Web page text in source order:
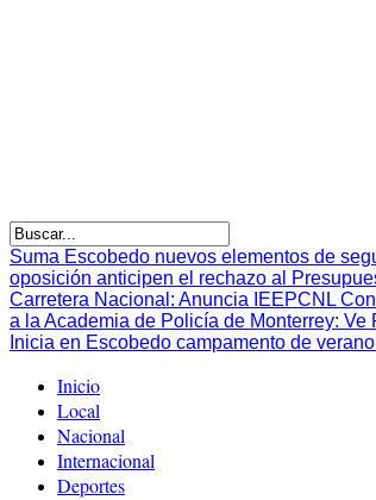
Suma Escobedo nuevos elementos de
oposición anticipen el rechazo al
Carretera Nacional : Anuncia IEEPCNL
a la Academia de Policía de Monterrey: Ve
Inicia en Escobedo campamento de
Inicio
Local
Nacional
Internacional
Deportes